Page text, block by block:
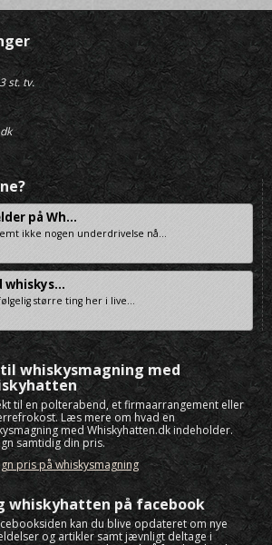
st. tv.
på Wh...
ikke nogen underdrivelse nå...
whiskys...
større ting her i live...
whiskysmagning med
til en polterabend, et firmaarrangement eller
Læs mere om hvad en
med Whiskyhatten.dk indeholder.
samtidig din pris.
pris på whiskysmagning
whiskyhatten på facebook
kan du blive opdateret om nye
og artikler samt jævnligt deltage i